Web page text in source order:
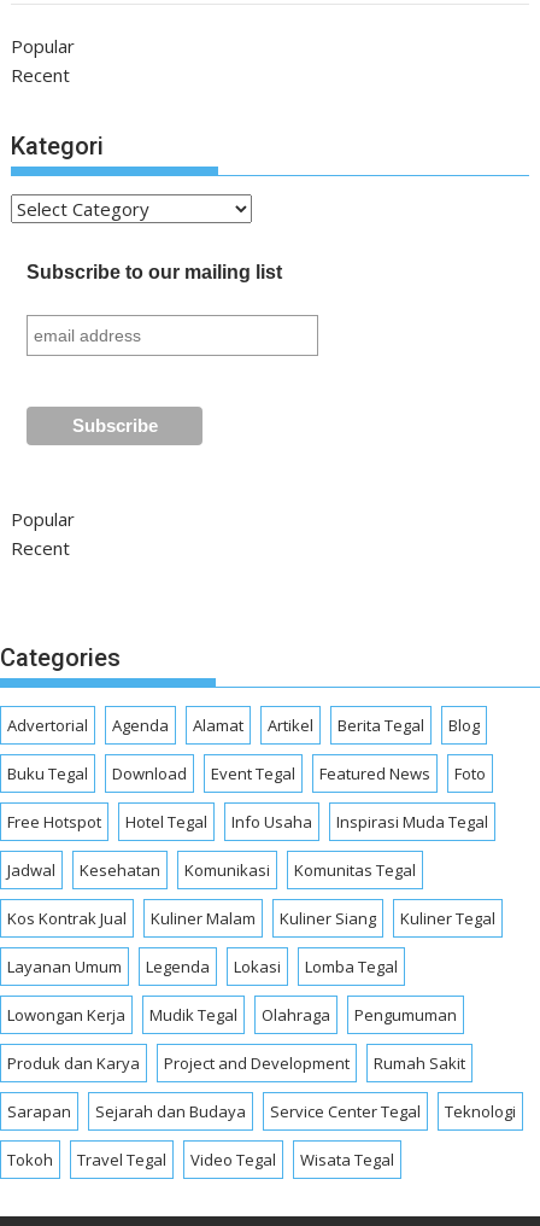
Popular
Recent
Kategori
Kategori
Subscribe to our mailing list
Popular
Recent
Categories
Advertorial Agenda Alamat Artikel Berita Tegal Blog
Buku Tegal Download Event Tegal Featured News Foto
Free Hotspot Hotel Tegal Info Usaha Inspirasi Muda Tegal
Jadwal Kesehatan Komunikasi Komunitas Tegal
Kos Kontrak Jual Kuliner Malam Kuliner Siang Kuliner Tegal
Layanan Umum Legenda Lokasi Lomba Tegal
Lowongan Kerja Mudik Tegal Olahraga Pengumuman
Produk dan Karya Project and Development Rumah Sakit
Sarapan Sejarah dan Budaya Service Center Tegal Teknologi
Tokoh Travel Tegal Video Tegal Wisata Tegal